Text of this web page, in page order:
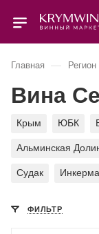
Главная — Регион
Вина
Крым ЮБК
Альминская
Судак
ФИЛЬТР